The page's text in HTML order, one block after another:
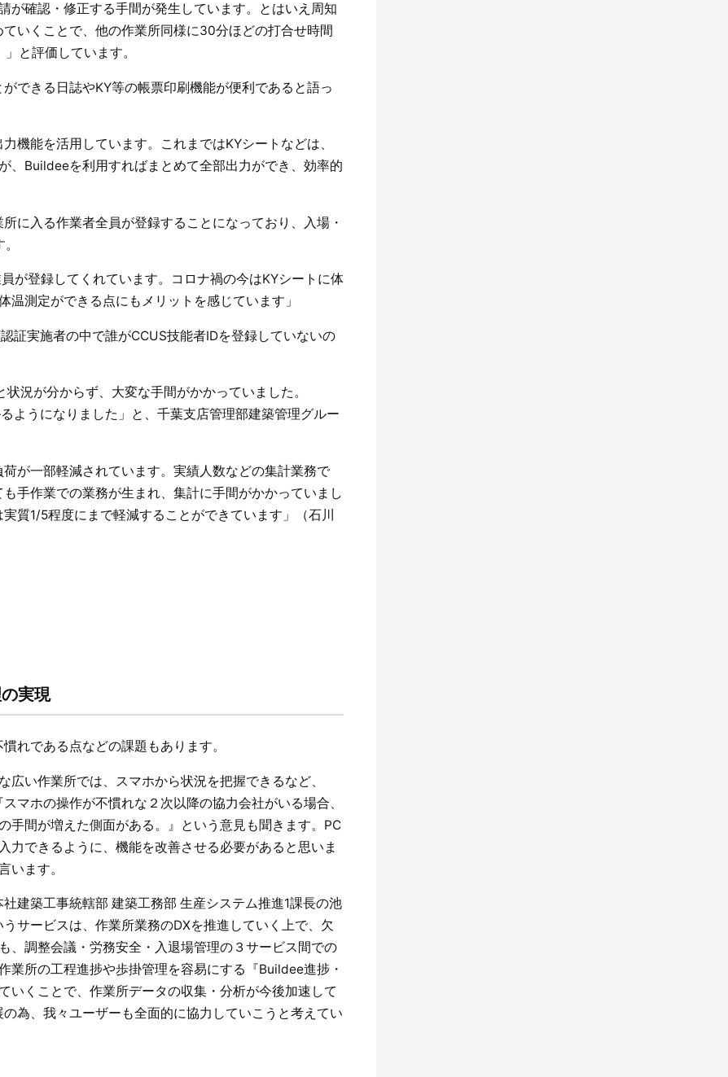
が確認・修正する手間が発生しています。とはいえ周知
いくことで、他の作業所同様に30分ほどの打合せ時間
と評価しています。
できる日誌やKY等の帳票印刷機能が便利であると語っ
機能を活用しています。これまではKYシートなどは、
、Buildeeを利用すればまとめて全部出力ができ、効率的
に入る作業者全員が登録することになっており、入場・
が登録してくれています。コロナ禍の今はKYシートに体
測定ができる点にもメリットを感じています」
証実施者の中で誰がCCUS技能者IDを登録していないの
況が分からず、大変な手間がかかっていました。
ようになりました」と、千葉支店管理部建築管理グルー
が一部軽減されています。実績人数などの集計業務で
手作業での業務が生まれ、集計に手間がかかっていまし
質1/5程度にまで軽減することができています」（石川
実現
れである点などの課題もあります。
広い作業所では、スマホから状況を把握できるなど、
マホの操作が不慣れな２次以降の協力会社がいる場合、
手間が増えた側面がある。』という意見も聞きます。PC
力できるように、機能を改善させる必要があると思いま
います。
建築工事統轄部 建築工務部 生産システム推進1課長の池
サービスは、作業所業務のDXを推進していく上で、欠
、調整会議・労務安全・入退場管理の３サービス間での
業所の工程進捗や歩掛管理を容易にする『Buildee進捗・
いくことで、作業所データの収集・分析が今後加速して
為、我々ユーザーも全面的に協力していこうと考えてい